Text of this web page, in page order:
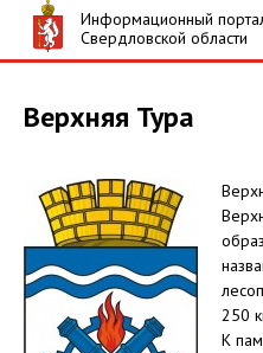
Информационный
Свердловской области
Верхняя Тура
250
К